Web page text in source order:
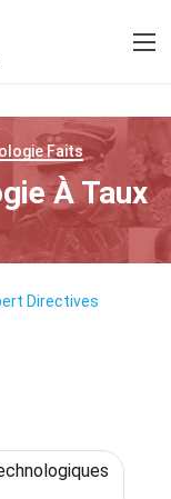
Faits
À Taux
Directives